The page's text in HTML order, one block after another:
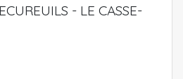
- LE CASSE-